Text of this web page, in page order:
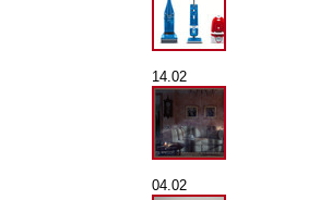
14.02
04.02